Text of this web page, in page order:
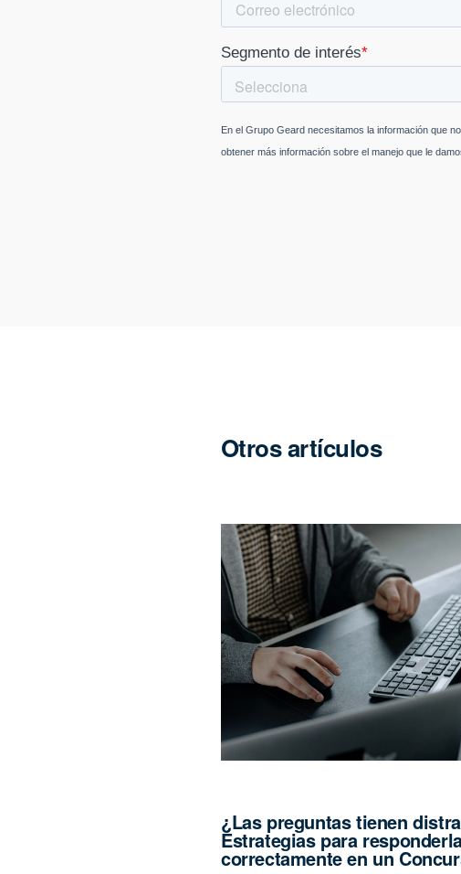
Otros artículos
¿Las preguntas tienen
Estrategias para
correctamente en un